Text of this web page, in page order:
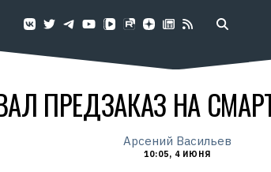
ПРЕДЗАКАЗ НА
Арсений Васильев
10:05, 4 ИЮНЯ